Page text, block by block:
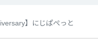
】にじぱぺっと